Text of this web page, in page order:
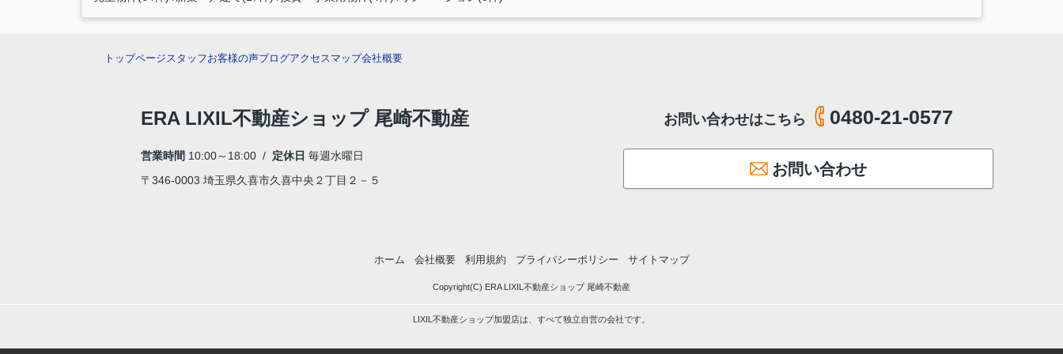
トップページスタッフお客様の声ブログアクセスマップ会社概要
ERA LIXIL不動産ショップ 尾崎不動産
営業時間 10:00～18:00 / 定休日 毎週水曜日
〒346-0003 埼玉県久喜市久喜中央２丁目２－５
お問い合わせはこちら 0480-21-0577
お問い合わせ
ホーム 会社概要 利用規約 プライバシーポリシー サイトマップ
Copyright(C) ERA LIXIL不動産ショップ 尾崎不動産
LIXIL不動産ショップ加盟店は、すべて独立自営の会社です。